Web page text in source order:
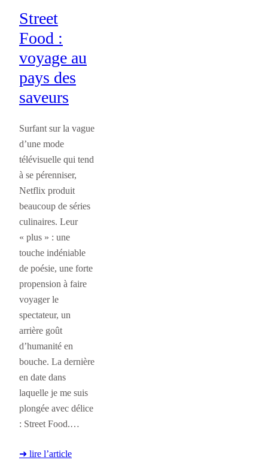
Street
Food :
voyage au
pays des
saveurs
Surfant sur la vague
d’une mode
télévisuelle qui tend
à se pérenniser,
Netflix produit
beaucoup de séries
culinaires. Leur
« plus » : une
touche indéniable
de poésie, une forte
propension à faire
voyager le
spectateur, un
arrière goût
d’humanité en
bouche. La dernière
en date dans
laquelle je me suis
plongée avec délice
: Street Food.…
➜ lire l’article